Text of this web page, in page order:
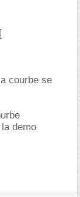
courbe se
demo